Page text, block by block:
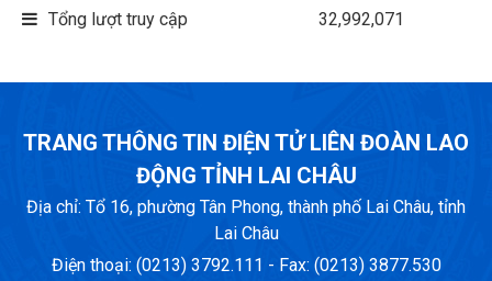
Tổng lượt truy cập
32,992,071
TRANG THÔNG TIN ĐIỆN TỬ LIÊN ĐOÀN LAO
ĐỘNG TỈNH LAI CHÂU
Địa chỉ: Tổ 16, phường Tân Phong, thành phố Lai Châu, tỉnh
Lai Châu
Điện thoại: (0213) 3792.111 - Fax: (0213) 3877.530